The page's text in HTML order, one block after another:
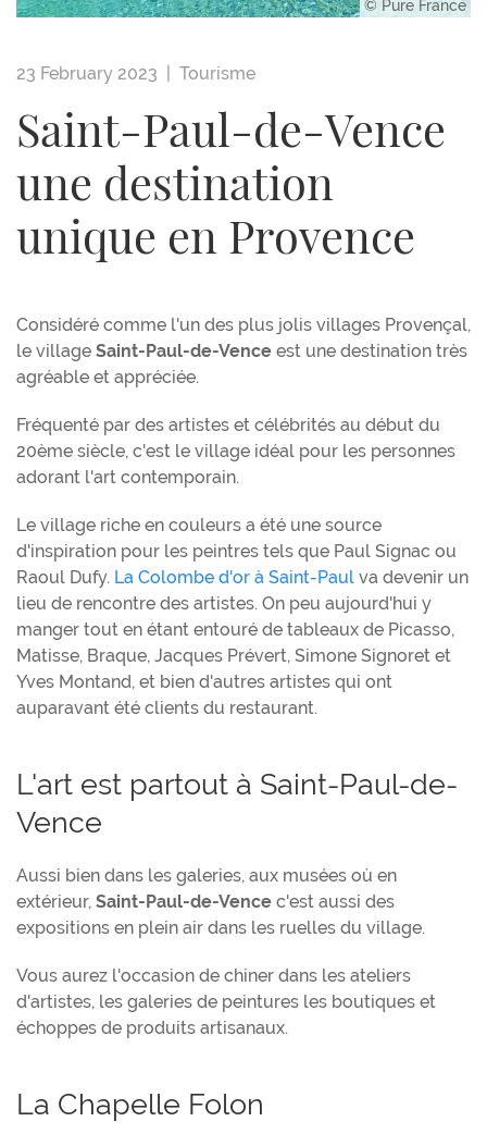
© Pure France
23 February 2023 | Tourisme
Saint-Paul-de-Vence
une destination
unique en Provence
Considéré comme l'un des plus jolis villages Provençal,
le village Saint-Paul-de-Vence est une destination très
agréable et appréciée.
Fréquenté par des artistes et célébrités au début du
20ème siècle, c'est le village idéal pour les personnes
adorant l'art contemporain.
Le village riche en couleurs a été une source
d'inspiration pour les peintres tels que Paul Signac ou
Raoul Dufy. La Colombe d'or à Saint-Paul va devenir un
lieu de rencontre des artistes. On peu aujourd'hui y
manger tout en étant entouré de tableaux de Picasso,
Matisse, Braque, Jacques Prévert, Simone Signoret et
Yves Montand, et bien d'autres artistes qui ont
auparavant été clients du restaurant.
L'art est partout à Saint-Paul-de-
Vence
Aussi bien dans les galeries, aux musées où en
extérieur, Saint-Paul-de-Vence c'est aussi des
expositions en plein air dans les ruelles du village.
Vous aurez l'occasion de chiner dans les ateliers
d'artistes, les galeries de peintures les boutiques et
échoppes de produits artisanaux.
La Chapelle Folon